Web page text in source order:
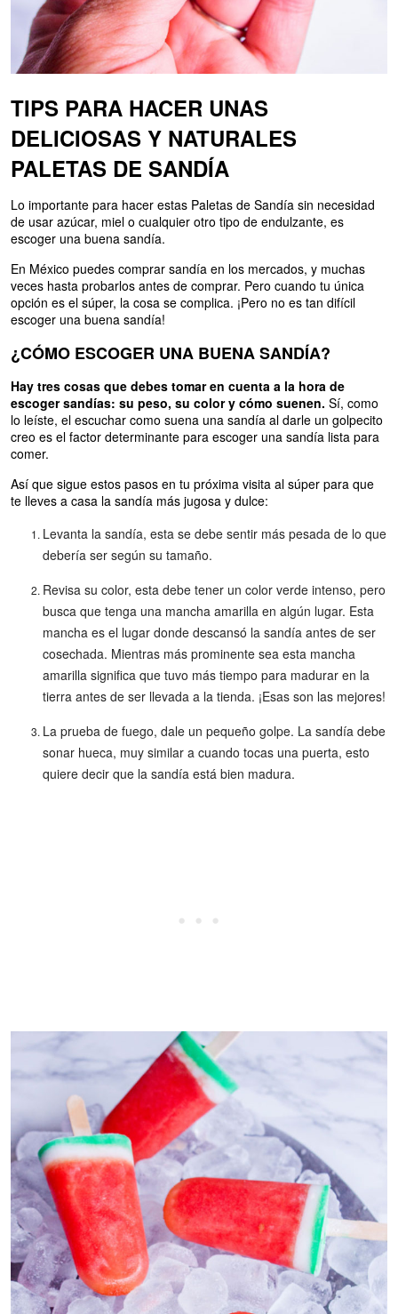
TIPS PARA HACER UNAS
DELICIOSAS Y NATURALES
PALETAS DE SANDÍA
Lo importante para hacer estas Paletas de Sandía sin necesidad
de usar azúcar, miel o cualquier otro tipo de endulzante, es
escoger una buena sandía.
En México puedes comprar sandía en los mercados, y muchas
veces hasta probarlos antes de comprar. Pero cuando tu única
opción es el súper, la cosa se complica. ¡Pero no es tan difícil
escoger una buena sandía!
¿CÓMO ESCOGER UNA BUENA SANDÍA?
Hay tres cosas que debes tomar en cuenta a la hora de
escoger sandías: su peso, su color y cómo suenen. Sí, como
lo leíste, el escuchar como suena una sandía al darle un golpecito
creo es el factor determinante para escoger una sandía lista para
comer.
Así que sigue estos pasos en tu próxima visita al súper para que
te lleves a casa la sandía más jugosa y dulce:
Levanta la sandía, esta se debe sentir más pesada de lo que
debería ser según su tamaño.
Revisa su color, esta debe tener un color verde intenso, pero
busca que tenga una mancha amarilla en algún lugar. Esta
mancha es el lugar donde descansó la sandía antes de ser
cosechada. Mientras más prominente sea esta mancha
amarilla significa que tuvo más tiempo para madurar en la
tierra antes de ser llevada a la tienda. ¡Esas son las mejores!
La prueba de fuego, dale un pequeño golpe. La sandía debe
sonar hueca, muy similar a cuando tocas una puerta, esto
quiere decir que la sandía está bien madura.